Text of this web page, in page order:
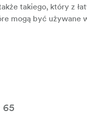
takiego, który z
mogą być używane
65